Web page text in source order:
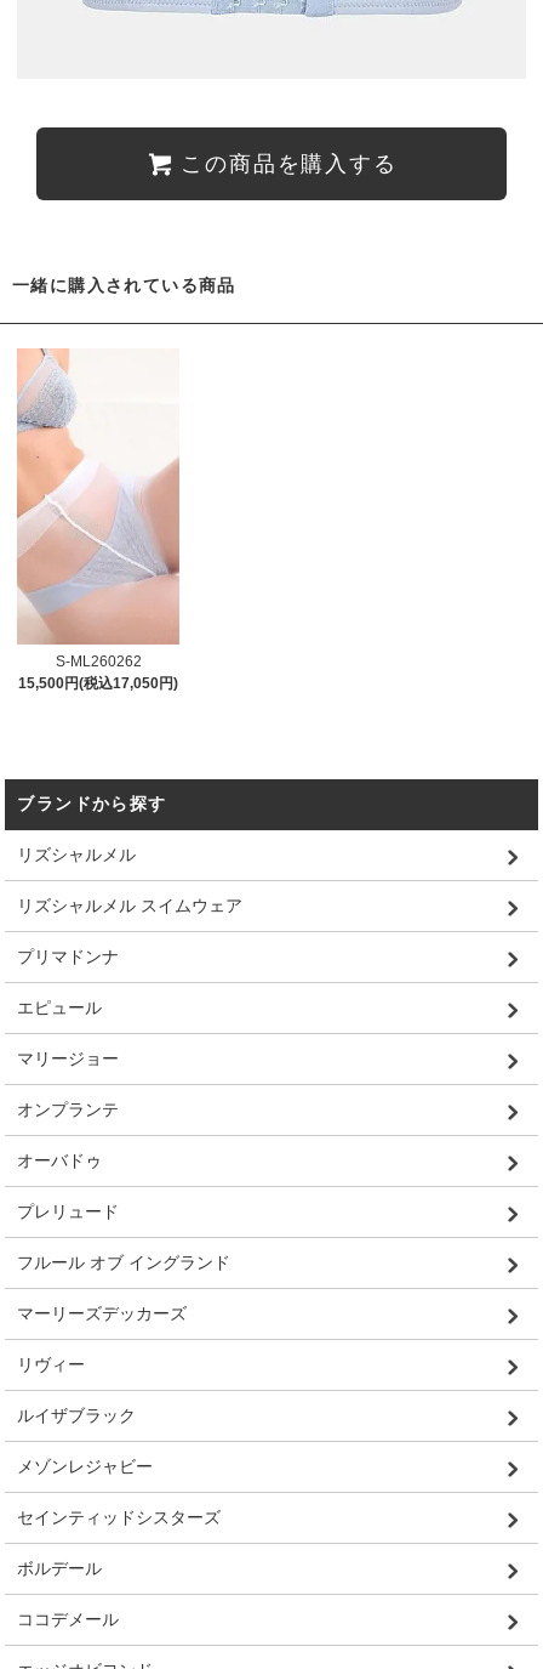
この商品を購入する
一緒に購入されている商品
S-ML260262
15,500円(税込17,050円)
ブランドから探す
リズシャルメル
リズシャルメル スイムウェア
プリマドンナ
エピュール
マリージョー
オンプランテ
オーバドゥ
プレリュード
フルール オブ イングランド
マーリーズデッカーズ
リヴィー
ルイザブラック
メゾンレジャビー
セインティッドシスターズ
ボルデール
ココデメール